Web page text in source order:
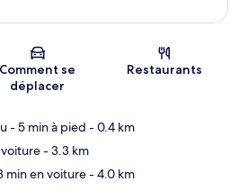
Comment se
déplacer
Restaurants
- 5 min à pied - 0.4 km
- 3.3 km
min en voiture- 4.0 km